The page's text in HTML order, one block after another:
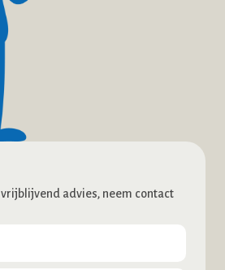
advies, neem contact